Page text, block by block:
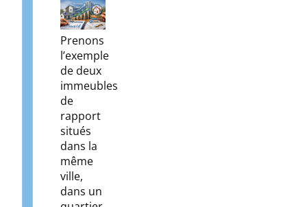
Prenons
l’exemple
de deux
immeubles
de
rapport
situés
dans la
même
ville,
dans un